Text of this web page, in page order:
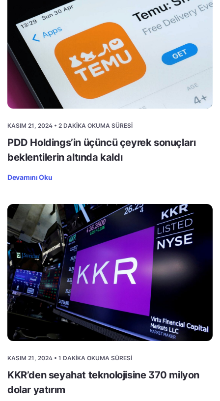
KASIM 21, 2024 • 2 DAKIKA OKUMA SÜRESI
PDD Holdings’in üçüncü çeyrek sonuçları
beklentilerin altında kaldı
Devamını Oku
KASIM 21, 2024 • 1 DAKIKA OKUMA SÜRESI
KKR’den seyahat teknolojisine 370 milyon
dolar yatırım